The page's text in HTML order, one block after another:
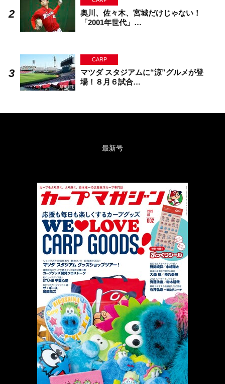
奥川、佐々木、宮城だけじゃない！
「2001年世代」…
CARP
マツダ スタジアムに“涼”グルメが登
場！８月６試合…
最新号